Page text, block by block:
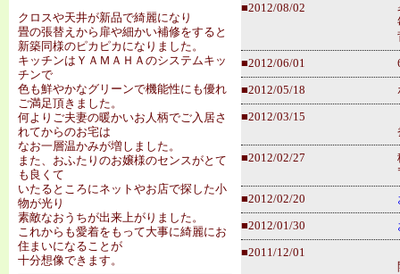
クロスや天井が新品で綺麗になり
畳の張替えから扉や細かい補修をすると
新築同様のピカピカになりました。
キッチンはＹＡＭＡＨＡのシステムキッ
チンで
色も鮮やかなグリーンで機能性にも優れ
ご満足頂きました。
何よりご夫妻の暖かいお人柄でご入居さ
れてからのお宅は
なお一層温かみが増しました。
また、おふたりのお嬢様のセンスがとて
も良くて
いたるところにネットやお店で探した小
物が光り
素敵なおうちが出来上がりました。
これからも愛着をもって大事に綺麗にお
住まいになることが
十分想像できます。
■2012/08/02
■2012/06/01
■2012/05/18
■2012/03/15
■2012/02/27
■2012/02/20
■2012/01/30
■2011/12/01